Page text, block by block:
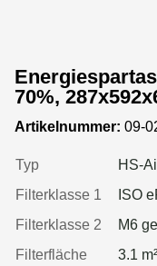
70%,
Metallrahmen
Artikelnummer: 09-
Typ
HS-
Filterklasse 1
ISO
Filterklasse 2
M6
Filterfläche
3.1 m²